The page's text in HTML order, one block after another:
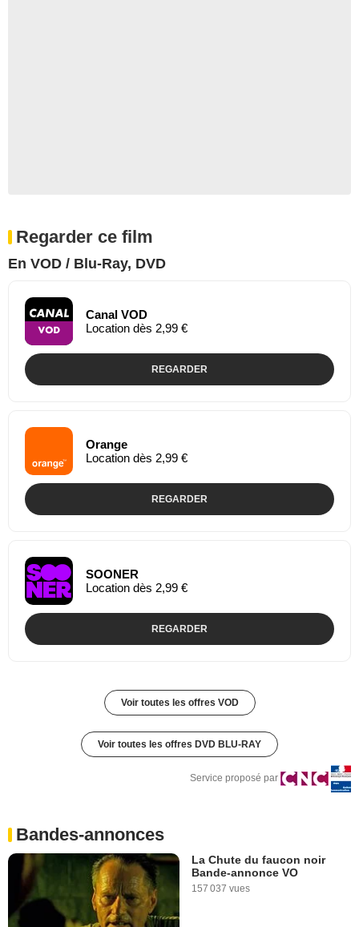
Regarder ce film
En VOD / Blu-Ray, DVD
Canal VOD
Location dès 2,99 €
REGARDER
Orange
Location dès 2,99 €
REGARDER
SOONER
Location dès 2,99 €
REGARDER
Voir toutes les offres VOD
Voir toutes les offres DVD BLU-RAY
Service proposé par
Bandes-annonces
La Chute du faucon noir
Bande-annonce VO
157 037 vues